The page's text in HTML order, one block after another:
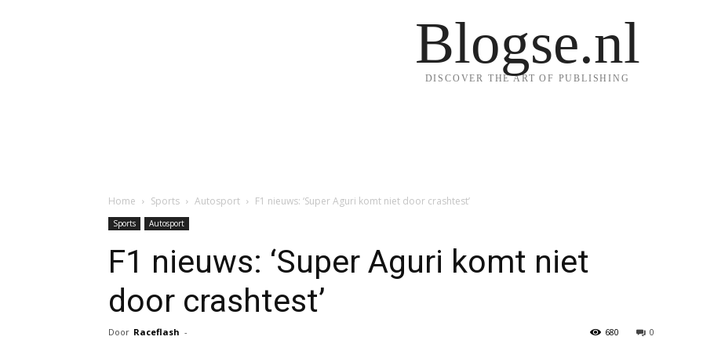
Blogse.nl
DISCOVER THE ART OF PUBLISHING
Home Sports Autosport F1 nieuws: ‘Super Aguri komt niet door crashtest’
Sports Autosport
F1 nieuws: ‘Super Aguri komt niet
door crashtest’
Door Raceflash - 0
680